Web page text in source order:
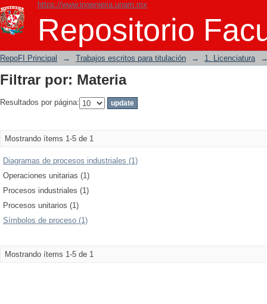
https://www.ingenieria.unam.mx
Repositorio
Filtrar por: Materia
RepoFI Principal → Trabajos escritos para titulación → 1. Licenciatura
Filtrar por: Materia
Resultados por página:
Mostrando ítems 1-5 de 1
Diagramas de procesos industriales (1)
Operaciones unitarias (1)
Procesos industriales (1)
Procesos unitarios (1)
Símbolos de proceso (1)
Mostrando ítems 1-5 de 1